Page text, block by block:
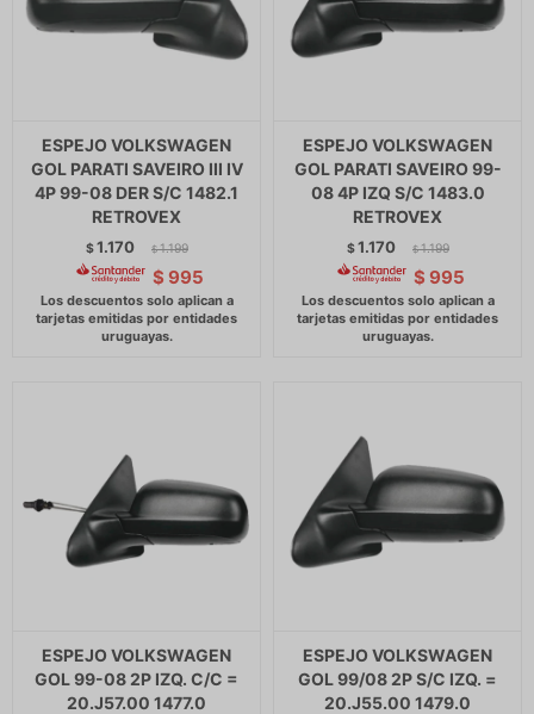
ESPEJO VOLKSWAGEN
GOL PARATI SAVEIRO III IV
4P 99-08 DER S/C 1482.1
RETROVEX
$1.170 $ 1.199
$ 995
ESPEJO VOLKSWAGEN
GOL PARATI SAVEIRO 99-
08 4P IZQ S/C 1483.0
RETROVEX
$1.170 $ 1.199
$ 995
ESPEJO VOLKSWAGEN
GOL 99-08 2P IZQ. C/C =
20.J57.00 1477.0
ESPEJO VOLKSWAGEN
GOL 99/08 2P S/C IZQ. =
20.J55.00 1479.0